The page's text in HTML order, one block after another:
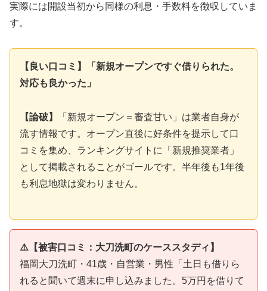
実際には開設当初から同様の利息・手数料を徴収していま
す。
【良い口コミ】「新規オープンですぐ借りられた。
対応も良かった」
【論破】
「新規オープン＝審査甘い」は業者自身が
流す情報です。オープン直後に好条件を提示して口
コミを集め、ランキングサイトに「新規推奨業者」
として掲載されることがゴールです。半年後も1年後
も利息地獄は変わりません。
⚠️【被害口コミ：大刀洗町のケーススタディ】
福岡大刀洗町・41歳・自営業・男性「土日も借りら
れると聞いて週末に申し込みました。5万円を借りて